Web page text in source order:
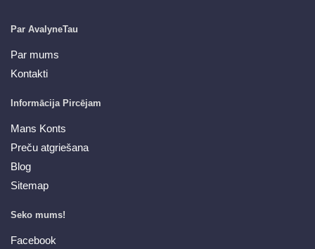
Par AvalyneTau
Par mums
Kontakti
Informācija Pircējam
Mans Konts
Preču atgriešana
Blog
Sitemap
Seko mums!
Facebook